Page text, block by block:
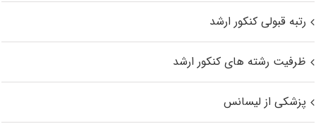
رتبه قبولی کنکور ارشد
ظرفیت رشته های کنکور ارشد
پزشکی از لیسانس